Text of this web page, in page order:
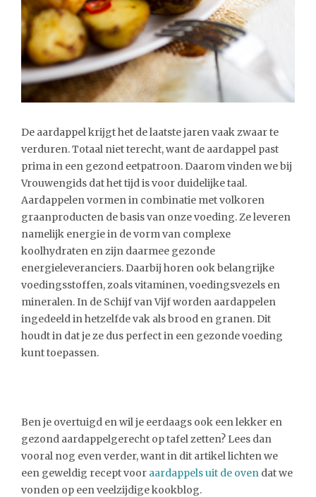
De aardappel krijgt het de laatste jaren vaak zwaar te
verduren. Totaal niet terecht, want de aardappel past
prima in een gezond eetpatroon. Daarom vinden we bij
Vrouwengids dat het tijd is voor duidelijke taal.
Aardappelen vormen in combinatie met volkoren
graanproducten de basis van onze voeding. Ze leveren
namelijk energie in de vorm van complexe
koolhydraten en zijn daarmee gezonde
energieleveranciers. Daarbij horen ook belangrijke
voedingsstoffen, zoals vitaminen, voedingsvezels en
mineralen. In de Schijf van Vijf worden aardappelen
ingedeeld in hetzelfde vak als brood en granen. Dit
houdt in dat je ze dus perfect in een gezonde voeding
kunt toepassen.
Ben je overtuigd en wil je eerdaags ook een lekker en
gezond aardappelgerecht op tafel zetten? Lees dan
vooral nog even verder, want in dit artikel lichten we
een geweldig recept voor aardappels uit de oven dat we
vonden op een veelzijdige kookblog.